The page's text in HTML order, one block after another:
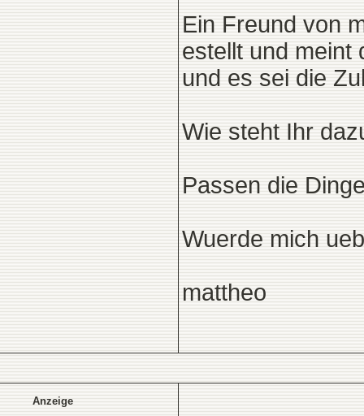
Ein Freund von
estellt und meint
und es sei die
Wie steht Ihr
Passen die
Wuerde mich
mattheo
Anzeige